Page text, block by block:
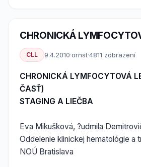
CHRONICKÁ
CLL 9.4.2010·ornst·4811 zobrazení
CHRONICKÁ LYMFOCYTOVÁ
ČASŤ)
STAGING A LIEČBA
Eva Mikušková, ?udmila
Oddelenie klinickej hematológie a
NOÚ Bratislava